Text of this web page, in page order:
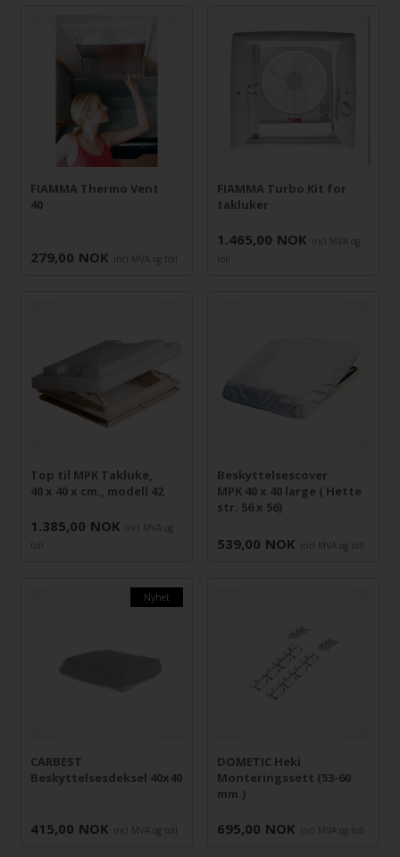
FIAMMA Thermo Vent
40
279,00 NOK incl MVA og toll
FIAMMA Turbo Kit for
takluker
1.465,00 NOK
incl MVA og
toll
Top til MPK Takluke,
40 x 40 x cm., modell 42
1.385,00 NOK
incl MVA og
toll
Beskyttelsescover
MPK 40 x 40 large ( Hette
str. 56 x 56)
539,00 NOK incl MVA og toll
Nyhet
CARBEST
Beskyttelsesdeksel 40x40
415,00 NOK incl MVA og toll
DOMETIC Heki
Monteringssett (53-60
mm.)
695,00 NOK incl MVA og toll